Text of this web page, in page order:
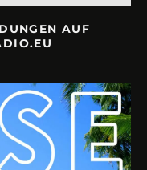
AUF